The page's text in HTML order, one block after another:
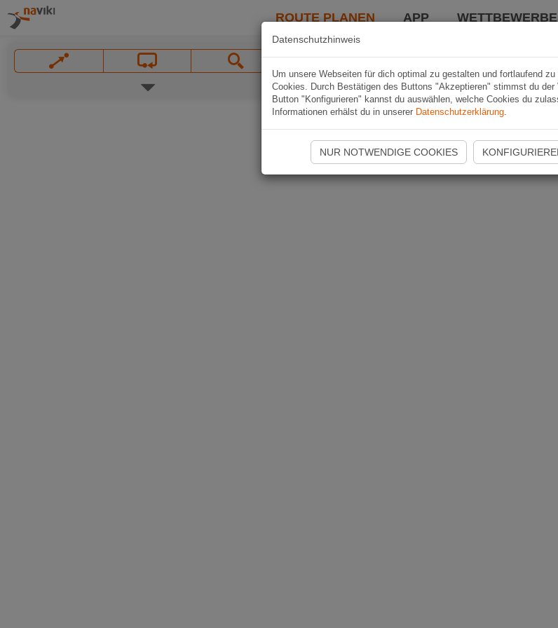
ROUTE PLANEN APP WETTBEWERBE
Datenschutzhinweis
Um unsere Webseiten für dich optimal zu gestalten und fortlaufend
Cookies. Durch Bestätigen des Buttons "Akzeptieren" stimmst du der
Button "Konfigurieren" kannst du auswählen, welche Cookies du
Informationen erhälst du in unserer Datenschutzerklärung.
NUR NOTWENDIGE COOKIES